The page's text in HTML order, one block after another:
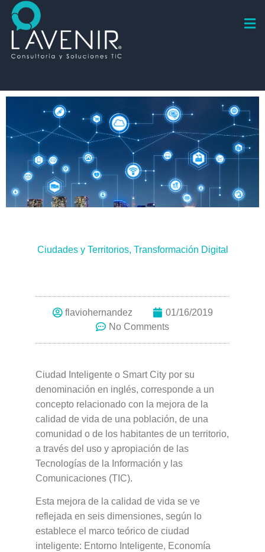
Ciudades y Territorios, Transformación Digital
flaviohernandez
01/16/2019
No Comments
Ciudad Inteligente o Smart City por su
denominación en inglés, corresponde a un
concepto relacionado con la mejora de la
calidad de vida de una población, de una
comunidad o de los habitantes de un territorio,
a través del uso y apropiación de las
Tecnologías de la Información y las
Comunicaciones (TIC).
Esta mejora de la calidad de vida se ve
reflejada en seis dimensiones, según lo
establece el marco teórico de ciudad
inteligente: Entorno Inteligente, Economía